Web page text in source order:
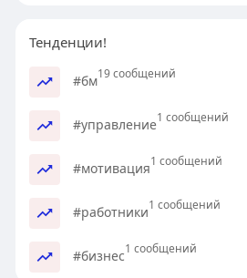
Тенденции!
#бм19 сообщений
#управление1 сообщений
#мотивация1 сообщений
#работники1 сообщений
#бизнес1 сообщений